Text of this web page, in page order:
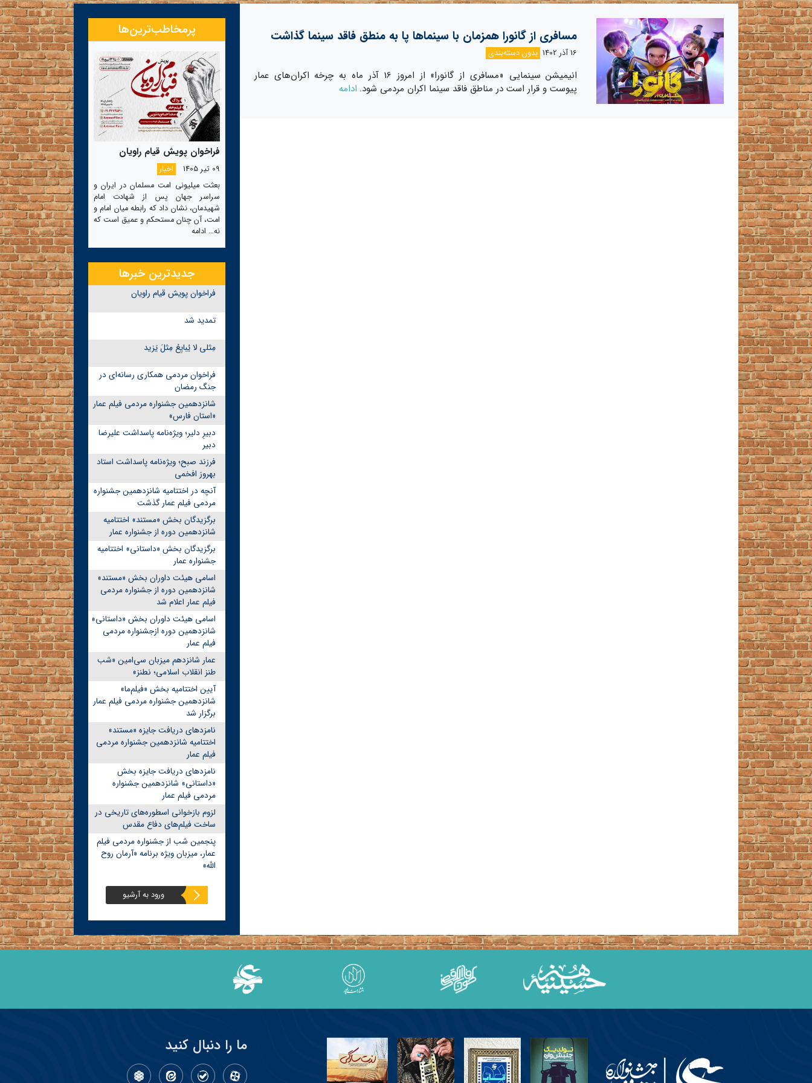
مسافری از گانورا همزمان با سینماها پا به منطق فاقد سینما گذاشت
16 آذر 1402 بدون دسته‌بندی
انیمیشن سینمایی «مسافری از گانورا» از امروز 16 آذر ماه به چرخه اکران‌های عمار
پیوست و قرار است در مناطق فاقد سینما اکران مردمی شود. ادامه
پرمخاطب‌ترین‌ها
فراخوان پویش قیام راویان
09 تیر 1405
اخبار
بعثت میلیونی امت مسلمان در ایران و
سراسر جهان پس از شهادت امام
شهیدمان، نشان داد که رابطه میان امام و
امت، آن چنان مستحکم و عمیق است که
نه… ادامه
جدیدترین خبرها
فراخوان پویش قیام راویان
تمدید شد
مِثلی لا یُبایِعُ مِثلَ یَزید
فراخوان مردمی همکاری رسانه‌ای در
جنگ رمضان
شانزدهمین جشنواره مردمی فیلم عمار
«استان فارس»
دبیرِ دلیر؛ ویژه‌نامه پاسداشت علیرضا
دبیر
فرزند صبح؛ ویژه‌نامه پاسداشت استاد
بهروز افخمی
آنچه در اختتامیه شانزدهمین جشنواره
مردمی فیلم عمار گذشت
برگزیدگان بخش «مستند» اختتامیه
شانزدهمین دوره از جشنواره عمار
برگزیدگان بخش «داستانی» اختتامیه
جشنواره عمار
اسامی هیئت داوران بخش «مستند»
شانزدهمین دوره از جشنواره مردمی
فیلم عمار اعلام شد
اسامی هیئت داوران بخش «داستانی»
شانزدهمین دوره ازجشنواره مردمی
فیلم عمار
عمار شانزدهم میزبان سی‌امین «شب
طنز انقلاب اسلامی؛ نطنز»
آیین اختتامیه بخش «فیلم‌ما»
شانزدهمین جشنواره مردمی فیلم عمار
برگزار شد
نامزدهای دریافت جایزه «مستند»
اختتامیه شانزدهمین جشنواره مردمی
فیلم عمار
نامزدهای دریافت جایزه بخش
«داستانی» شانزدهمین جشنواره
مردمی فیلم عمار
لزوم بازخوانی اسطوره‌های تاریخی در
ساخت فیلم‌های دفاع مقدس
پنجمین شب از جشنواره مردمی فیلم
عمار، میزبان ویژه برنامه «آرمان روح
الله»
ورود به آرشیو
ما را دنبال کنید